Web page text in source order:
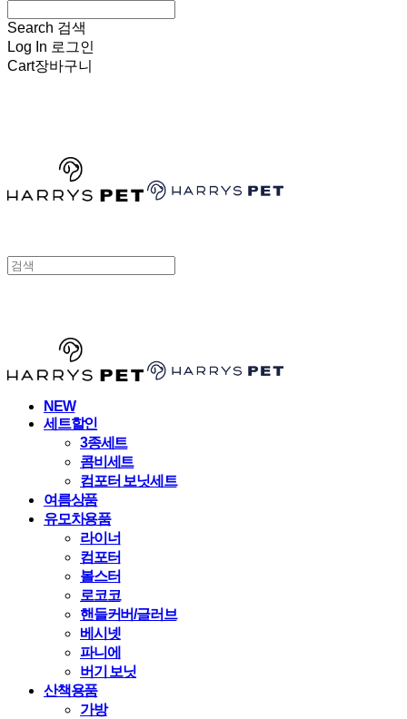
Search 검색
Log In 로그인
Cart장바구니
NEW
세트할인
3종세트
콤비세트
컴포터 보닛세트
여름상품
유모차용품
라이너
컴포터
볼스터
로코코
핸들커버/글러브
베시넷
파니에
버기 보닛
산책용품
가방